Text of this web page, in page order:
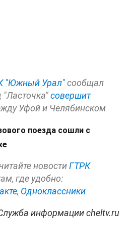
"Южный Урал"сообщал
"Ласточка"совершит
Уфой и Челябинском
поезда сошли с
новостиГТРК
где удобно:
, Одноклассники
информации cheltv.ru